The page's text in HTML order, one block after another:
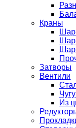
Краны
Затворы
Вентили
Из